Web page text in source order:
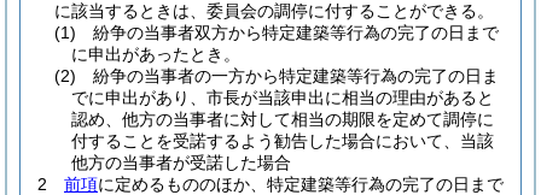
に該当するときは、委員会の調停に付することができる。
(1)
紛争の当事者双方から特定建築等行為の完了の日まで
に申出があったとき。
(2)
紛争の当事者の一方から特定建築等行為の完了の日ま
でに申出があり、市長が当該申出に相当の理由があると
認め、他方の当事者に対して相当の期限を定めて調停に
付することを受諾するよう勧告した場合において、当該
他方の当事者が受諾した場合
2
前項に定めるもののほか、特定建築等行為の完了の日まで